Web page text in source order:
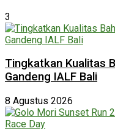
3
Tingkatkan Kualitas
Gandeng IALF Bali
8 Agustus 2026